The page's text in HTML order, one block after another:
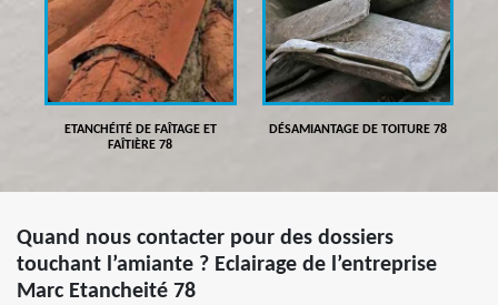
ETANCHÉITÉ DE FAÎTAGE ET
FAÎTIÈRE 78
DÉSAMIANTAGE DE TOITURE 78
Quand nous contacter pour des dossiers
touchant l’amiante ? Eclairage de l’entreprise
Marc Etancheité 78